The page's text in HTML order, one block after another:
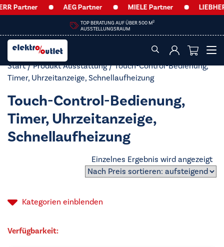
Partner AEG Partner MIELE Partner
TOP BERATUNG AUF ÜBER 500 M2
AUSSTELLUNGSRAUM
Start/ Produkt Ausstattung / Touch-Control-Bedienung,
Timer, Uhrzeitanzeige, Schnellaufheizung
Touch-Control-Bedienung,
Timer, Uhrzeitanzeige,
Schnellaufheizung
Einzelnes Ergebnis wird angezeigt
Kategorien einblenden
Verfügbarkeit: